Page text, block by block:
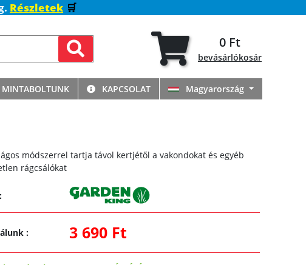
Részletek 🛒
0 Ft
bevásárlókosár
MINTABOLTUNK KAPCSOLAT Magyarország
módszerrel tartja távol kertjétől a vakondokat és egyéb
rágcsálókat
: 3 690 Ft